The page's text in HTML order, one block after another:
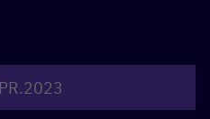
auf die Bedürfnisse von
2023